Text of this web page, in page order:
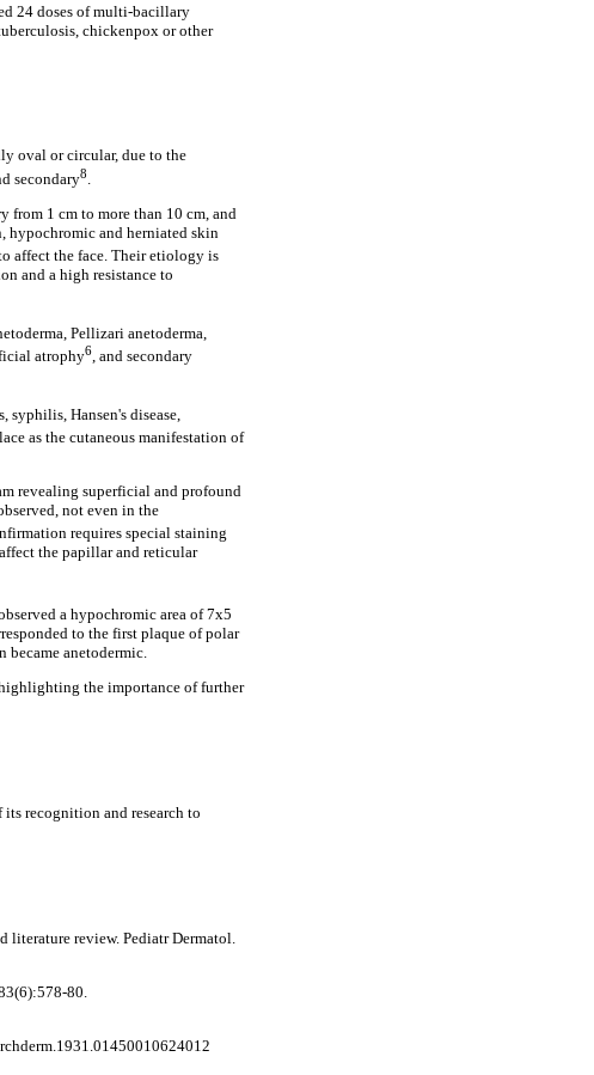
24 doses of multi-bacillary
chickenpox or other
oval or circular, due to the
secondary8
from 1 cm to more than 10 cm, and
hypochromic and herniated skin
affect the face. Their etiology is
and a high resistance to
Pellizari anetoderma,
atrophy6, and secondary
syphilis, Hansen's disease,
as the cutaneous manifestation of
revealing superficial and profound
not even in the
requires special staining
the papillar and reticular
a hypochromic area of 7x5
to the first plaque of polar
became anetodermic.
the importance of further
recognition and research to
literature review. Pediatr Dermatol.
80.